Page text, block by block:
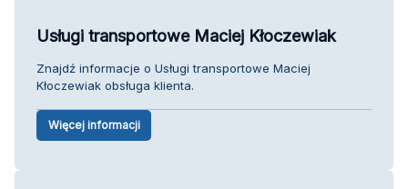
Usługi transportowe Maciej Kłoczewiak
Znajdź informacje o Usługi transportowe Maciej
Kłoczewiak obsługa klienta.
Więcej informacji